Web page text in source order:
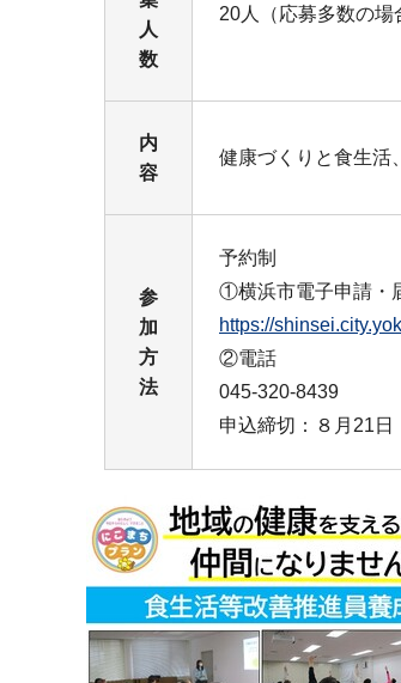
人
数
20人（応募多数の場
内
容
健康づくりと食生活
参
加
方
法
予約制
①横浜市電子申請・
https://
②電話
045-320-8439
申込締切：８月21日